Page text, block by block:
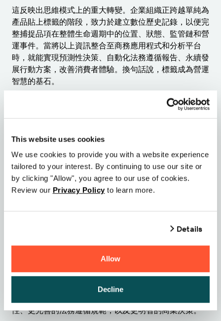
This website uses cookies
We use cookies to provide you with a website experience
tailored to your interest. By continuing to use our site or
by clicking "Allow", you agree to our use of cookies.
Review our Privacy Policy to learn more.
Details
Allow
Decline
這反映出思維模式上的重大轉變。企業組織正跨越單純為
產品貼上標籤的階段，致力於建立數位歷史記錄，以便完
整捕捉品項在整體生命週期中的位置、狀態、監管鏈和營
運事件。當將以上資訊整合至商務應用程式和分析平台
時，就能實現預測性決策、自動化法務遵循報告、永續發
展行動方案，改善消費者體驗。換句話說，標籤成為營運
智慧的基石。
為未來而建立
為迎接 2027 年做好準備，不只是單純導入新的身分識別
技術。這需要建立架構，適應未來任何變革。這表示必須
採用支援雲端和本地端營運的混合式部署模型，實施容納
多元資料載體的智慧識別策略，遵循成熟度導向的藍圖，
讓企業組織能在不中斷現有營運的情況下，持續革新服
通常從標準化標籤管理起步，逐步擴展至貨架層級的可追
溯性，最終打造出互聯的生態系統，讓每個附有標籤的品
項都能轉化為高價值的商業情報。
截至 2027 年，最成功的組織將不再把標籤視為純粹的靜
態識別碼。他們會將這些資料當成智慧資料收集的端點，
性、更完善的法務遵循規範，以及更明智的商業決策。